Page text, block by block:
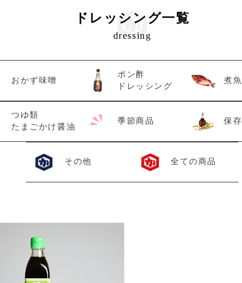
ドレッシング一覧
dressing
おかず味噌
ポン酢
ドレッシング
煮
つゆ類
たまごかけ醤油
季節商品 保
その他 全ての商品